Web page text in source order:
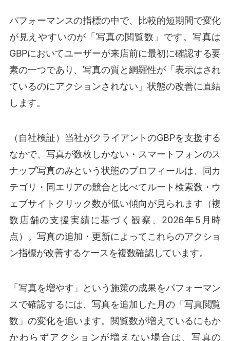
パフォーマンスの指標の中で、比較的短期間で変化
が見えやすいのが「写真の閲覧数」です。写真は
GBPにおいてユーザーが来店前に最初に確認する要
素の一つであり、写真の質と網羅性が「表示はされ
ているのにアクションされない」状態の改善に直結
します。
（自社検証）当社がクライアントのGBPを支援する
なかで、写真が数枚しかない・スマートフォンのス
ナップ写真のみという状態のプロフィールは、同カ
テゴリ・同エリアの競合と比べてルート検索数・ウ
ェブサイトクリック数が低い傾向が見られます（複
数店舗の支援実績に基づく観察、2026年5月時
点）。写真の追加・更新によってこれらのアクショ
ン指標が改善するケースを複数確認しています。
「写真を増やす」という施策の成果をパフォーマン
スで確認するには、写真を追加した月の「写真閲覧
数」の変化を追います。閲覧数が増えているにもか
かわらずアクションが増えない場合は、写真の